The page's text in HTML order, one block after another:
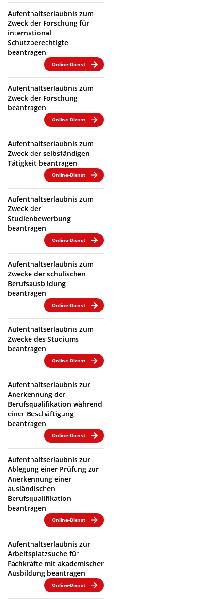
Aufenthaltserlaubnis zum
Zweck der Forschung für
international
Schutzberechtigte
beantragen
Online-Dienst
Aufenthaltserlaubnis zum
Zweck der Forschung
beantragen
Online-Dienst
Aufenthaltserlaubnis zum
Zweck der selbständigen
Tätigkeit beantragen
Online-Dienst
Aufenthaltserlaubnis zum
Zweck der
Studienbewerbung
beantragen
Online-Dienst
Aufenthaltserlaubnis zum
Zwecke der schulischen
Berufsausbildung
beantragen
Online-Dienst
Aufenthaltserlaubnis zum
Zwecke des Studiums
beantragen
Online-Dienst
Aufenthaltserlaubnis zur
Anerkennung der
Berufsqualifikation während
einer Beschäftigung
beantragen
Online-Dienst
Aufenthaltserlaubnis zur
Ablegung einer Prüfung zur
Anerkennung einer
ausländischen
Berufsqualifikation
beantragen
Online-Dienst
Aufenthaltserlaubnis zur
Arbeitsplatzsuche für
Fachkräfte mit akademischer
Ausbildung beantragen
Online-Dienst